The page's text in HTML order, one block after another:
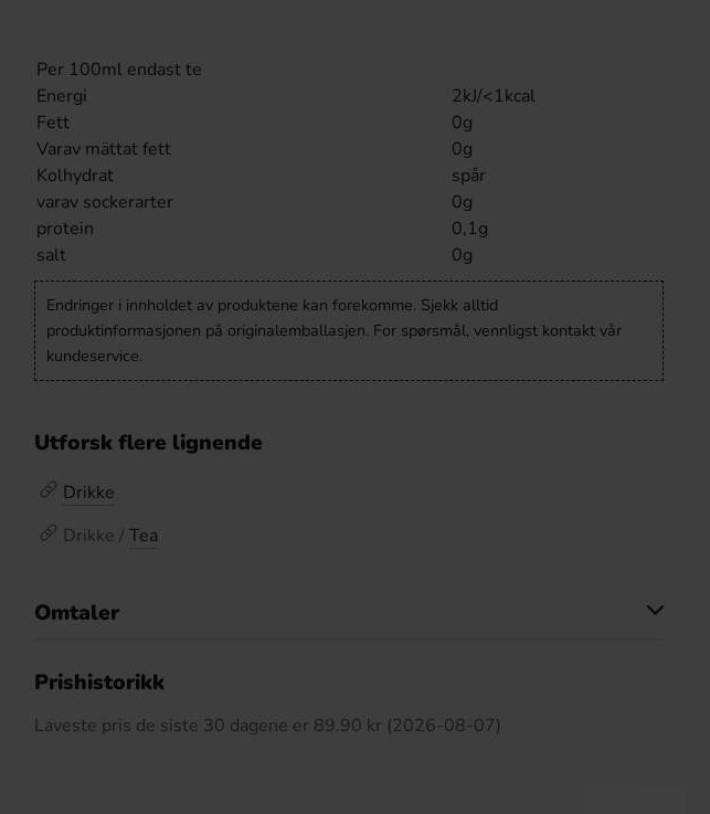
Per 100ml endast te
Energi
2kJ/<1kcal
Fett
0g
Varav mättat fett
0g
Kolhydrat
spår
varav sockerarter
0g
protein
0,1g
salt
0g
Endringer i innholdet av produktene kan forekomme. Sjekk alltid
produktinformasjonen på originalemballasjen. For spørsmål, vennligst kontakt vår
kundeservice.
Utforsk flere lignende
Drikke
Drikke / Tea
Omtaler
Prishistorikk
Laveste pris de siste 30 dagene er 89.90 kr (2026-08-07)